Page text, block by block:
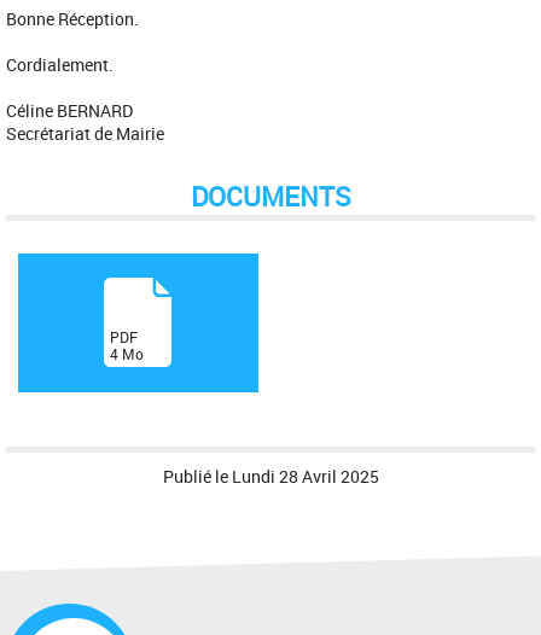
Bonne Réception.
Cordialement.
Céline BERNARD
Secrétariat de Mairie
DOCUMENTS
(PDF
4 Mo
)
Publié le Lundi 28 Avril 2025